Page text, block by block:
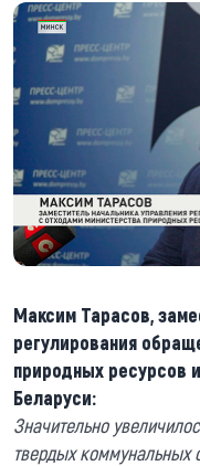
Максим Тарасов,
регулирования
природных
Беларуси:
Значительно
твердых коммунальных